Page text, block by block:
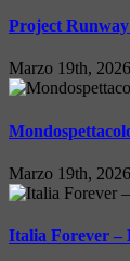
Project Runway
Marzo 19th, 2026
Marzo 19th, 2026
Italia Forever –